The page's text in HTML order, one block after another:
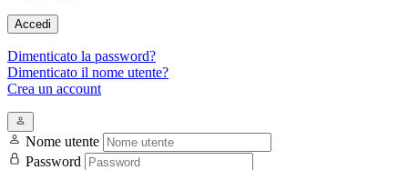
Accedi
Dimenticato la password?
Dimenticato il nome utente?
Crea un account
Nome utente
Password